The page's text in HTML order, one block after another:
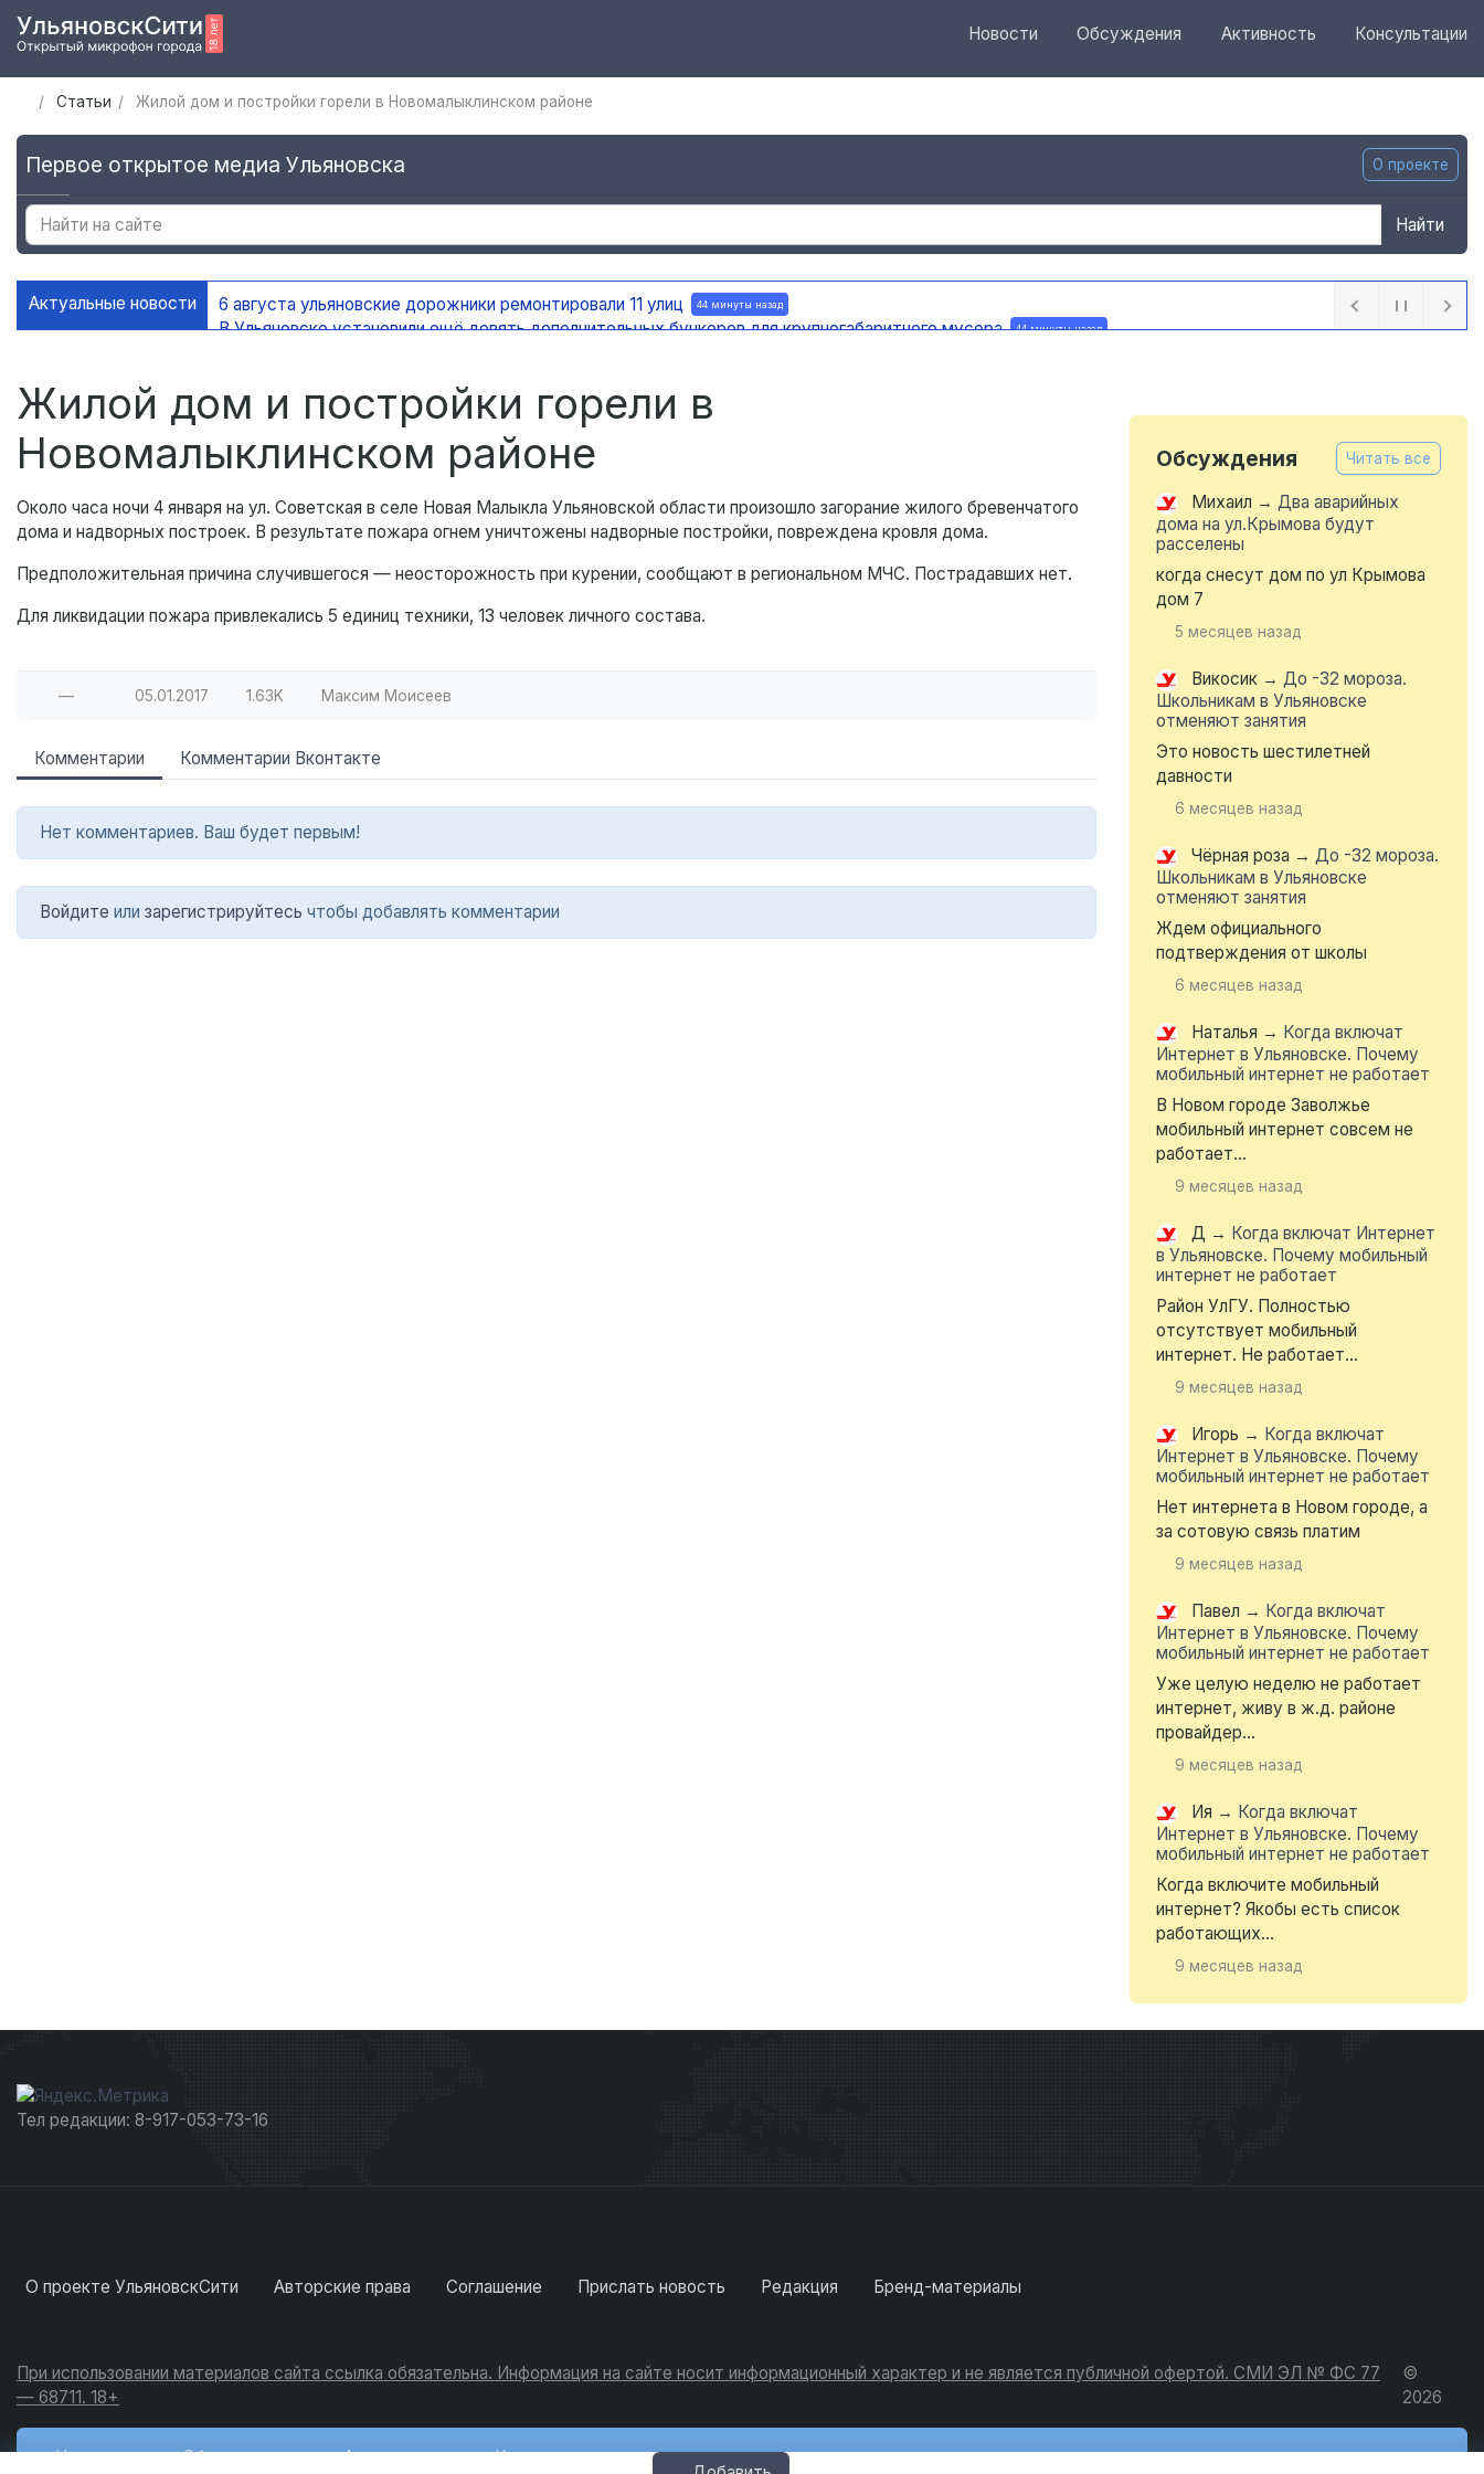
Новости Обсуждения Активность Консультации
Статьи Жилой дом и постройки горели в Новомалыклинском районе
Первое открытое медиа Ульяновска О проекте
Найти
Актуальные новости 6 августа ульяновские дорожники ремонтировали 11 улиц 44 минуты назад
В Ульяновске установили ещё девять дополнительных бункеров для крупногабаритного мусора 44 минуты назад
Жилой дом и постройки горели в
Новомалыклинском районе
Около часа ночи 4 января на ул. Советская в селе Новая Малыкла Ульяновской области произошло загорание жилого бревенчатого
дома и надворных построек. В результате пожара огнем уничтожены надворные постройки, повреждена кровля дома.
Предположительная причина случившегося — неосторожность при курении, сообщают в региональном МЧС. Пострадавших нет.
Для ликвидации пожара привлекались 5 единиц техники, 13 человек личного состава.
— 05.01.2017 1.63K Максим Моисеев
Комментарии Комментарии Вконтакте
Нет комментариев. Ваш будет первым!
Войдите или зарегистрируйтесь чтобы добавлять комментарии
Обсуждения Читать все
Михаил → Два аварийных
дома на ул.Крымова будут
расселены
когда снесут дом по ул Крымова
дом 7
5 месяцев назад
Викосик → До -32 мороза.
Школьникам в Ульяновске
отменяют занятия
Это новость шестилетней
давности
6 месяцев назад
Чёрная роза → До -32 мороза.
Школьникам в Ульяновске
отменяют занятия
Ждем официального
подтверждения от школы
6 месяцев назад
Наталья → Когда включат
Интернет в Ульяновске. Почему
мобильный интернет не работает
В Новом городе Заволжье
мобильный интернет совсем не
работает...
9 месяцев назад
Д → Когда включат Интернет
в Ульяновске. Почему мобильный
интернет не работает
Район УлГУ. Полностью
отсутствует мобильный
интернет. Не работает...
9 месяцев назад
Игорь → Когда включат
Интернет в Ульяновске. Почему
мобильный интернет не работает
Нет интернета в Новом городе, а
за сотовую связь платим
9 месяцев назад
Павел → Когда включат
Интернет в Ульяновске. Почему
мобильный интернет не работает
Уже целую неделю не работает
интернет, живу в ж.д. районе
провайдер...
9 месяцев назад
Ия → Когда включат
Интернет в Ульяновске. Почему
мобильный интернет не работает
Когда включите мобильный
интернет? Якобы есть список
работающих...
9 месяцев назад
Тел редакции: 8-917-053-73-16
О проекте УльяновскСити Авторские права Соглашение Прислать новость Редакция Бренд-материалы
При использовании материалов сайта ссылка обязательна. Информация на сайте носит информационный характер и не является публичной офертой. СМИ ЭЛ № ФС 77
— 68711. 18+
©
2026
Новости Обсуждения Активность Консультации